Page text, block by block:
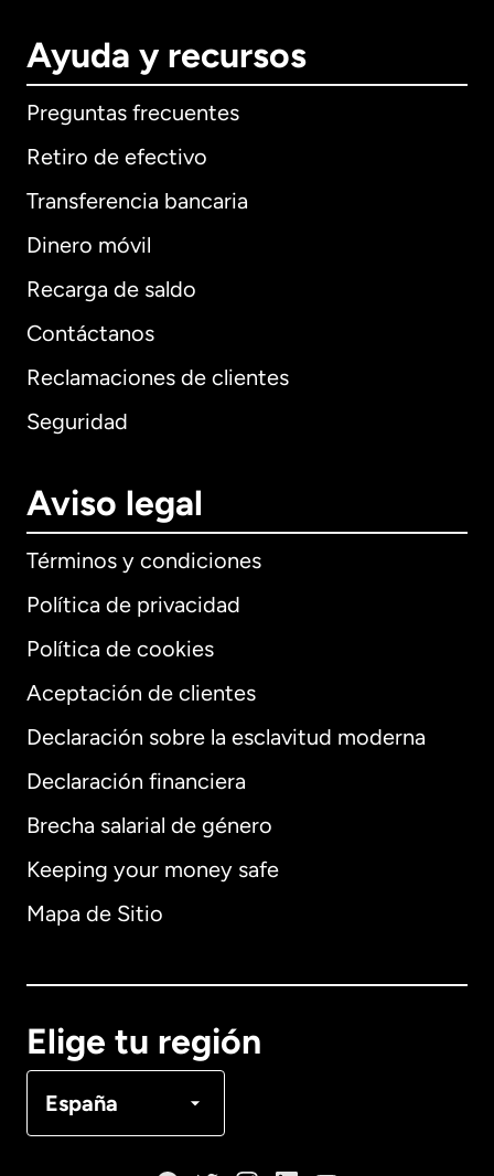
Ayuda y recursos
Preguntas frecuentes
Retiro de efectivo
Transferencia bancaria
Dinero móvil
Recarga de saldo
Contáctanos
Reclamaciones de clientes
Seguridad
Aviso legal
Términos y condiciones
Política de privacidad
Política de cookies
Aceptación de clientes
Declaración sobre la esclavitud moderna
Declaración financiera
Brecha salarial de género
Keeping your money safe
Mapa de Sitio
Elige tu región
España
Internacional English
Alemania
Français